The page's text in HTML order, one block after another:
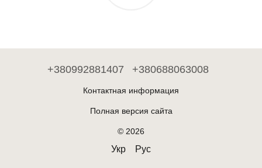
+380992881407 +380688063008
Контактная информация
Полная версия сайта
© 2026
Укр Рус